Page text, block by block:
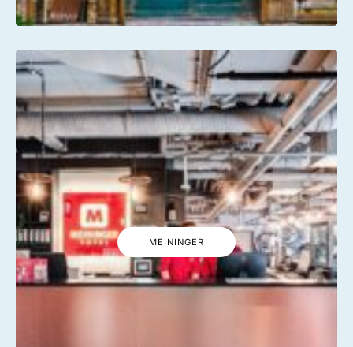
MEININGER